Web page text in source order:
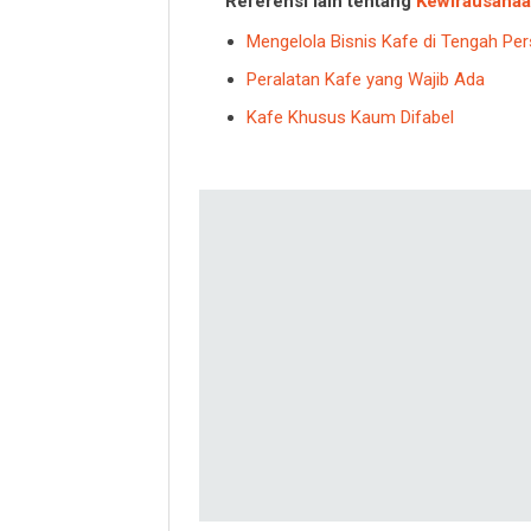
Mengelola Bisnis Kafe di Tengah
Peralatan Kafe yang Wajib Ada
Kafe Khusus Kaum Difabel